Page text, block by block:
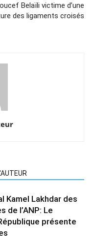
Belaïli victime d’une
des ligaments croisés
Kamel Lakhdar des
de l’ANP: Le
présente